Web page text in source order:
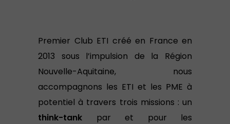
Premier Club ETI créé en France en
2013 sous l’impulsion de la Région
Nouvelle-Aquitaine, nous
accompagnons les ETI et les PME à
potentiel à travers trois missions : un
think-tank par et pour les